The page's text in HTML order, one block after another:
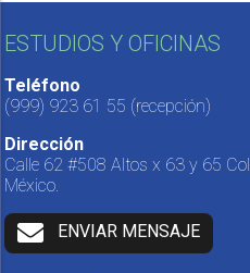
ESTUDIOS Y OFICINAS
Teléfono
(999) 923 61 55 (recepción)
Dirección
Calle 62 #508 Altos x 63 y 65
México.
ENVIAR MENSAJE